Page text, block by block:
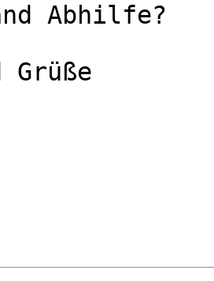
Abhilfe?
Grüße